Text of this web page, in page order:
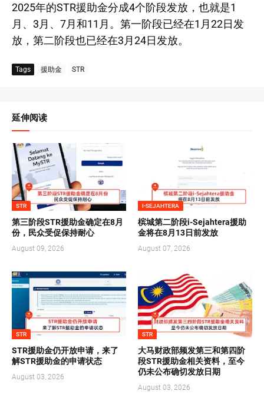
2025年的STR援助金分成4个阶段发放，也就是1
月、3月、7月和11月。第一阶段已经在1月22日发
放，第二阶段也已经在3月24日发放。
Tags 援助金 STR
延伸阅读
STR
第三阶段STR援助金确定在8月
份，民众受促保持耐心
August 09, 2026
I-SEJAHTERA
槟城第二阶段i-Sejahtera援助
金将在8月13日前发放
August 07, 2026
STR
STR援助金仍开放申请，来了
解STR援助金的申请状态
August 03, 2026
STR
大马财政部频发第三和第四阶
段STR援助金相关资料，至今
仍未公布确切发放日期
August 03, 2026